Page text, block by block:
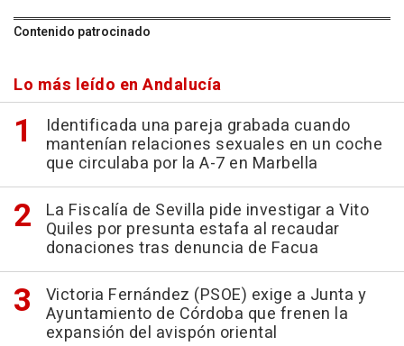
Contenido patrocinado
Lo más leído en Andalucía
Identificada una pareja grabada cuando
mantenían relaciones sexuales en un coche
que circulaba por la A-7 en Marbella
La Fiscalía de Sevilla pide investigar a Vito
Quiles por presunta estafa al recaudar
donaciones tras denuncia de Facua
Victoria Fernández (PSOE) exige a Junta y
Ayuntamiento de Córdoba que frenen la
expansión del avispón oriental